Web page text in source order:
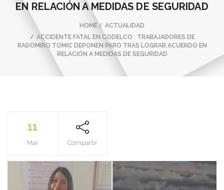
EN RELACIÓN A MEDIDAS DE SEGURIDAD
HOME
ACTUALIDAD
ACCIDENTE FATAL EN CODELCO : TRABAJADORES DE
RADOMIRO TOMIC DEPONEN PARO TRAS LOGRAR ACUERDO EN
RELACIÓN A MEDIDAS DE SEGURIDAD
11
Mar Compartir